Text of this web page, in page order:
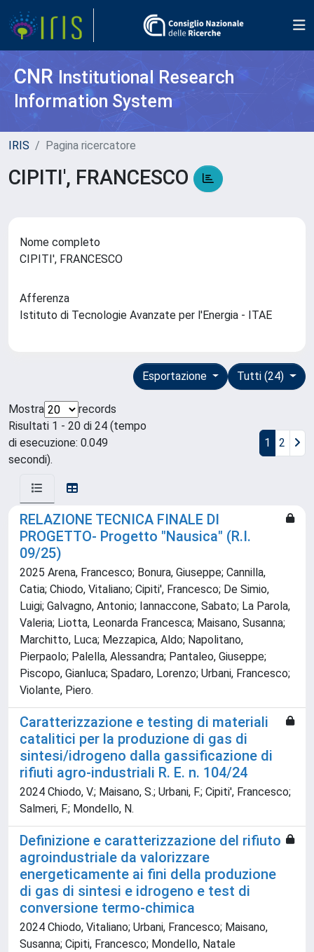
CNR Institutional Research
Information System
IRIS Pagina ricercatore
CIPITI', FRANCESCO
Nome completo
CIPITI', FRANCESCO
Afferenza
Istituto di Tecnologie Avanzate per l'Energia - ITAE
Tutti (24)
Esportazione
Mostra
records
Risultati 1 - 20 di 24 (tempo
di esecuzione: 0.049
secondi).
1 2
RELAZIONE TECNICA FINALE DI
PROGETTO- Progetto "Nausica" (R.I.
09/25)
2025 Arena, Francesco; Bonura, Giuseppe; Cannilla,
Catia; Chiodo, Vitaliano; Cipiti', Francesco; De Simio,
Luigi; Galvagno, Antonio; Iannaccone, Sabato; La Parola,
Valeria; Liotta, Leonarda Francesca; Maisano, Susanna;
Marchitto, Luca; Mezzapica, Aldo; Napolitano,
Pierpaolo; Palella, Alessandra; Pantaleo, Giuseppe;
Piscopo, Gianluca; Spadaro, Lorenzo; Urbani, Francesco;
Violante, Piero.
Caratterizzazione e testing di materiali
catalitici per la produzione di gas di
sintesi/idrogeno dalla gassificazione di
rifiuti agro-industriali R. E. n. 104/24
2024 Chiodo, V.; Maisano, S.; Urbani, F.; Cipiti', Francesco;
Salmeri, F.; Mondello, N.
Definizione e caratterizzazione del rifiuto
agroindustriale da valorizzare
energeticamente ai fini della produzione
di gas di sintesi e idrogeno e test di
conversione termo-chimica
2024 Chiodo, Vitaliano; Urbani, Francesco; Maisano,
Susanna; Cipiti, Francesco; Mondello, Natale